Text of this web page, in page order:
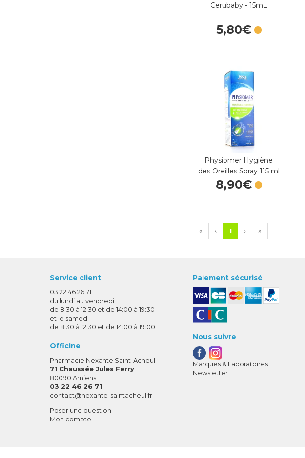
Cerubaby - 15mL
5,80€
Physiomer Hygiène
des Oreilles Spray 115 ml
8,90€
« ‹ 1 › »
Service client
03 22 46 26 71
du lundi au vendredi
de 8:30 à 12:30 et de 14:00 à 19:30
et le samedi
de 8:30 à 12:30 et de 14:00 à 19:00
Officine
Pharmacie Nexante Saint-Acheul
71 Chaussée Jules Ferry
80090 Amiens
03 22 46 26 71
contact-
@-
nexante-saintacheul.fr
Poser une question
Mon compte
Paiement sécurisé
Nous suivre
Marques & Laboratoires
Newsletter